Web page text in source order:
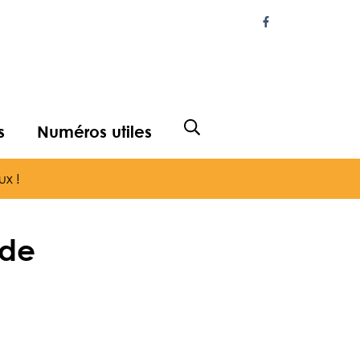
Lien vers le
Numéros utiles Afficher la recherche
!